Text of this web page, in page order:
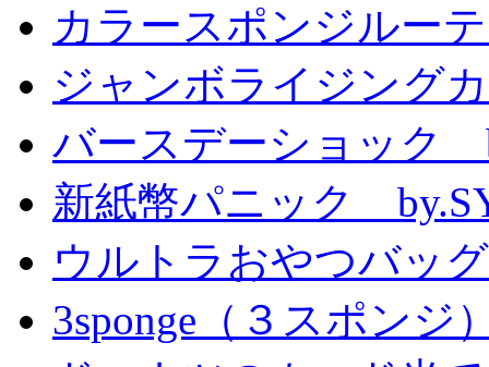
カラースポンジルー
ジャンボライジング
バースデーショック
新紙幣パニック
ウルトラおやつバッ
3sponge（３スポン